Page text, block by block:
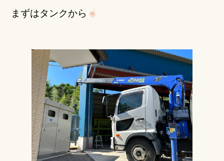
まずはタンクから